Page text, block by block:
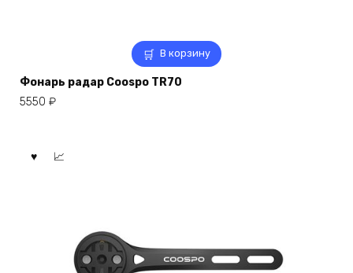
В корзину
Фонарь радар Coospo TR70
5550 ₽